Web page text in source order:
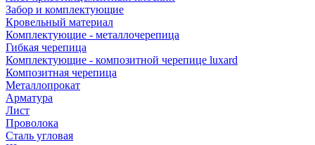
Забор и комплектующие
Кровельный материал
Комплектующие - металлочерепица
Гибкая черепица
Комплектующие - композитной черепице luxard
Композитная черепица
Металлопрокат
Арматура
Лист
Проволока
Сталь угловая